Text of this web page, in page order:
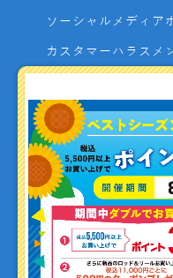
ソーシャルメディア
カスタマーハラスメ
よくあるご質問
お問い合わせ
利用者資金の保全方法